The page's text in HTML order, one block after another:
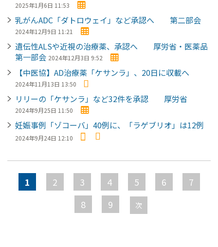
2025年1月6日 11:53
乳がんADC「ダトロウェイ」など承認へ 第二部会
2024年12月9日 11:21
遺伝性ALSや近視の治療薬、承認へ 厚労省・医薬品
第一部会 2024年12月3日 9:52
【中医協】AD治療薬「ケサンラ」、20日に収載へ
2024年11月13日 13:50
リリーの「ケサンラ」など32件を承認 厚労省
2024年9月25日 11:50
妊娠事例「ゾコーバ」40例に、「ラゲブリオ」は12例
2024年9月24日 12:10
ペ
ー
ジ
1 2 3 4 5 6
7
8
9 次